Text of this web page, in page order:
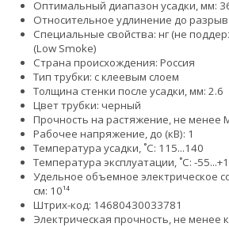
Оптимальный диапазон усадки, мм:
Относительное удлинение до
Специальные свойства: нг (не
(Low Smoke)
Страна происхождения: Россия
Тип трубки: с клеевым слоем
Толщина стенки после усадки, мм: 2.6
Цвет трубки: черный
Прочность на растяжение, не менее
Рабочее напряжение, до (кВ): 1
Температура усадки, ˚С: 115...140
Температура эксплуатации, ˚С: -
Удельное объемное электрическое
см: 10¹⁴
Штрих-код: 14680430033781
Электрическая прочность, не менее